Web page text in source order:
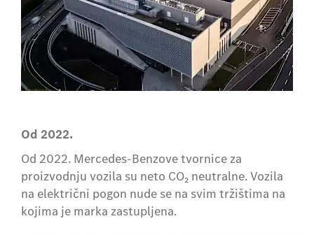
Od 2022.
Od 2022. Mercedes-Benzove tvornice za
proizvodnju vozila su neto CO₂ neutralne. Vozila
na električni pogon nude se na svim tržištima na
kojima je marka zastupljena.